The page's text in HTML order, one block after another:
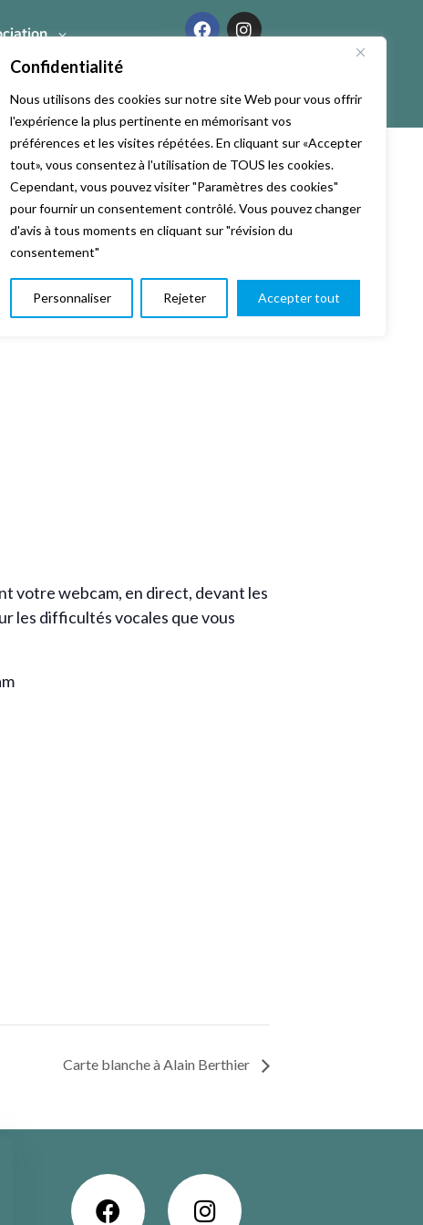
Confidentialité
Nous utilisons des cookies sur notre site Web pour vous offrir
l'expérience la plus pertinente en mémorisant vos
préférences et les visites répétées. En cliquant sur «Accepter
tout», vous consentez à l'utilisation de TOUS les cookies.
Cependant, vous pouvez visiter "Paramètres des cookies"
pour fournir un consentement contrôlé. Vous pouvez changer
d'avis à tous moments en cliquant sur "révision du
consentement"
Personnaliser Rejeter Accepter tout
Webcam
votre webcam, en direct, devant les
les difficultés vocales que vous
Carte blanche à Alain Berthier